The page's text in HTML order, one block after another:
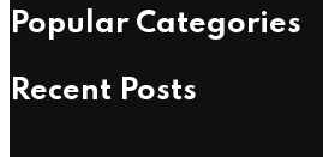
Popular Categories
Recent Posts